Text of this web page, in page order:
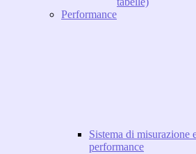
Performance
Sistema di misurazione
performance